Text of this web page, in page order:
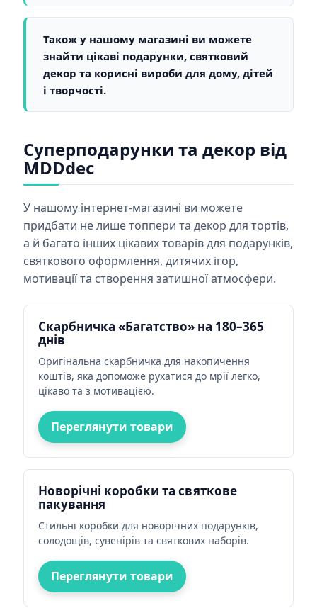
Також у нашому магазині ви можете
знайти цікаві подарунки, святковий
декор та корисні вироби для дому, дітей
і творчості.
Суперподарунки та декор від
MDDdec
У нашому інтернет-магазині ви можете
придбати не лише топпери та декор для тортів,
а й багато інших цікавих товарів для подарунків,
святкового оформлення, дитячих ігор,
мотивації та створення затишної атмосфери.
Скарбничка «Багатство» на 180–365
днів
Оригінальна скарбничка для накопичення
коштів, яка допоможе рухатися до мрії легко,
цікаво та з мотивацією.
Переглянути товари
Новорічні коробки та святкове
пакування
Стильні коробки для новорічних подарунків,
солодощів, сувенірів та святкових наборів.
Переглянути товари